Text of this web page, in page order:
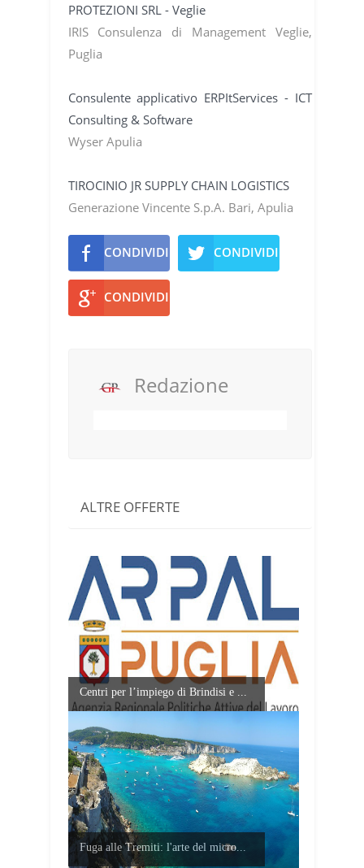
PROTEZIONI SRL - Veglie
IRIS Consulenza di Management Veglie,
Puglia
Consulente applicativo ERPItServices - ICT
Consulting & Software
Wyser Apulia
TIROCINIO JR SUPPLY CHAIN LOGISTICS
Generazione Vincente S.p.A. Bari, Apulia
CONDIVIDI CONDIVIDI
CONDIVIDI
Redazione
ALTRE OFFERTE
Centri per l’impiego di Brindisi e ...
Fuga alle Tremiti: l'arte del micro...